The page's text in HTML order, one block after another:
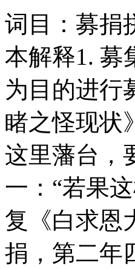
词目：募捐
本解释1. 募
为目的进行
睹之怪现状
这里藩台，
一：“若果
复《白求恩
捐，第二年